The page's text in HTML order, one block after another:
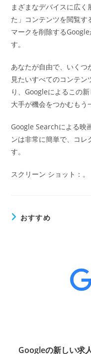
まざまなデバイスに広
た」コンテンツを閲覧す
マークを削除する
す。
あなたが自由で、いくつ
見たいすべてのコンテ
り、Googleによるこの
大手が機会をつかむもう
Google Searchによる映
ンは非常に簡単で、コレ
す。
スクリーン ショット：。
おすすめ
Googleの新しい求